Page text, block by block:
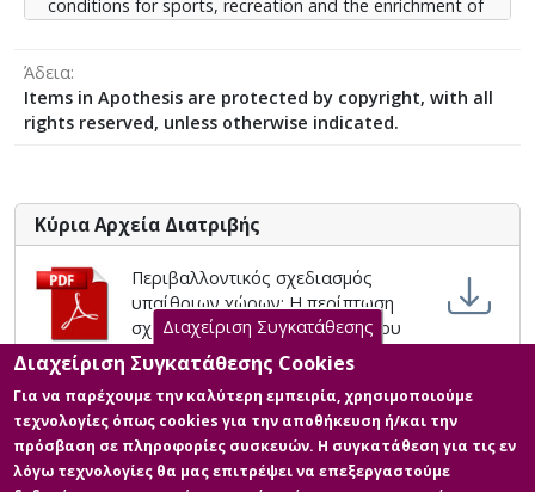
conditions for sports, recreation and the enrichment of
centers. Additionally, appropriate environmental
planning can enhance the development and progress
of the settlement and promote the social, economic
goal is to awaken the local community to adopt
corresponding actions aimed at exploiting the free
place as a desirable destination for visitors.
Άδεια
Items in Apothesis are protected by copyright, with all
rights reserved, unless otherwise indicated.
Κύρια Αρχεία Διατριβής
Περιβαλλοντικός σχεδιασμός
υπαίθριων χώρων: Η περίπτωση
σχεδιασμού του ανοικτού χώρου
των σχολικών κτιρίων στο Γαύριο
Άνδρου.
Περιγραφή:
ΤΑΜΟΥΡΑΝΤΖΗ_ΠΕΡΙΒΑΛΛΟΝΤΙΚΟΣ
ΣΧΕΔΙΑΣΜΟΣ ΥΠΑΙΘΡΙΩΝ
ΧΩΡΩΝ_ΔΕ.pdf (pdf)
Διαχείριση Συγκατάθεσης
Διαχείριση Συγκατάθεσης Cookies
Για να παρέχουμε την καλύτερη εμπειρία, χρησιμοποιούμε
τεχνολογίες όπως cookies για την αποθήκευση ή/και την
πρόσβαση σε πληροφορίες συσκευών. Η συγκατάθεση για τις εν
λόγω τεχνολογίες θα μας επιτρέψει να επεξεργαστούμε